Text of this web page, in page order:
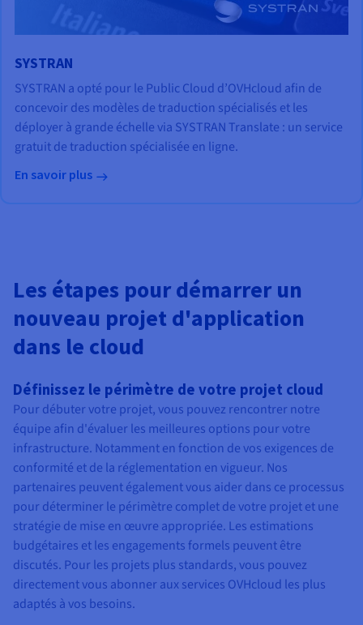
SYSTRAN
SYSTRAN a opté pour le Public Cloud d’OVHcloud afin de
concevoir des modèles de traduction spécialisés et les
déployer à grande échelle via SYSTRAN Translate : un service
gratuit de traduction spécialisée en ligne.
En savoir plus
Les étapes pour démarrer un
nouveau projet d'application
dans le cloud
Définissez le périmètre de votre projet cloud
Pour débuter votre projet, vous pouvez rencontrer notre
équipe afin d'évaluer les meilleures options pour votre
infrastructure. Notamment en fonction de vos exigences de
conformité et de la réglementation en vigueur. Nos
partenaires peuvent également vous aider dans ce processus
pour déterminer le périmètre complet de votre projet et une
stratégie de mise en œuvre appropriée. Les estimations
budgétaires et les engagements formels peuvent être
discutés. Pour les projets plus standards, vous pouvez
directement vous abonner aux services OVHcloud les plus
adaptés à vos besoins.